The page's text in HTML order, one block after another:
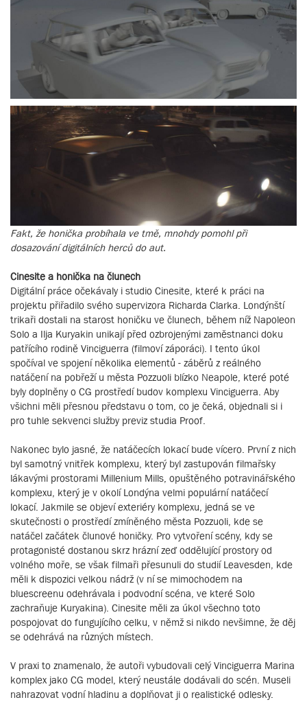
Fakt, že honička probíhala ve tmě, mnohdy pomohl při
dosazování digitálních herců do aut.
Cinesite a honička na člunech
Digitální práce očekávaly i studio Cinesite, které k práci na
projektu přiřadilo svého supervizora Richarda Clarka. Londýnští
trikaři dostali na starost honičku ve člunech, během níž Napoleon
Solo a Ilja Kuryakin unikají před ozbrojenými zaměstnanci doku
patřícího rodině Vinciguerra (filmoví záporáci). I tento úkol
spočíval ve spojení několika elementů - záběrů z reálného
natáčení na pobřeží u města Pozzuoli blízko Neapole, které poté
byly doplněny o CG prostředí budov komplexu Vinciguerra. Aby
všichni měli přesnou představu o tom, co je čeká, objednali si i
pro tuhle sekvenci služby previz studia Proof.
Nakonec bylo jasné, že natáčecích lokací bude vícero. První z nich
byl samotný vnitřek komplexu, který byl zastupován filmařsky
lákavými prostorami Millenium Mills, opuštěného potravinářského
komplexu, který je v okolí Londýna velmi populární natáčecí
lokací. Jakmile se objeví exteriéry komplexu, jedná se ve
skutečnosti o prostředí zmíněného města Pozzuoli, kde se
natáčel začátek člunové honičky. Pro vytvoření scény, kdy se
protagonisté dostanou skrz hrázní zeď oddělující prostory od
volného moře, se však filmaři přesunuli do studií Leavesden, kde
měli k dispozici velkou nádrž (v ní se mimochodem na
bluescreenu odehrávala i podvodní scéna, ve které Solo
zachraňuje Kuryakina). Cinesite měli za úkol všechno toto
pospojovat do fungujícího celku, v němž si nikdo nevšimne, že děj
se odehrává na různých místech.
V praxi to znamenalo, že autoři vybudovali celý Vinciguerra Marina
komplex jako CG model, který neustále dodávali do scén. Museli
nahrazovat vodní hladinu a doplňovat ji o realistické odlesky.